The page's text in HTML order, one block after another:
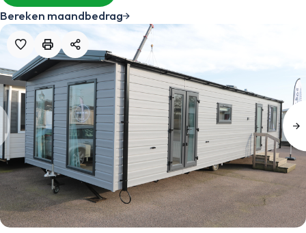
Bereken maandbedrag